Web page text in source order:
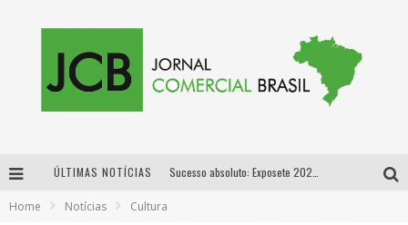
ÚLTIMAS NOTÍCIAS
Home Notícias Cultura